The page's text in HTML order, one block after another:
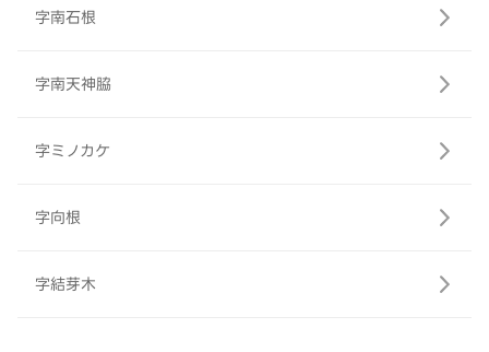
字南石根
字南天神脇
字ミノカケ
字向根
字結芽木